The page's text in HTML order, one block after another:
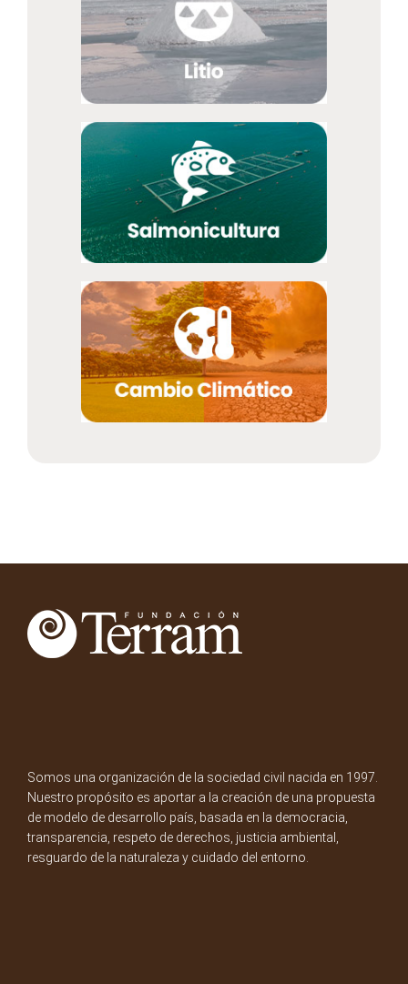
Somos una organización de la sociedad civil nacida en 1997.
Nuestro propósito es aportar a la creación de una propuesta
de modelo de desarrollo país, basada en la democracia,
transparencia, respeto de derechos, justicia ambiental,
resguardo de la naturaleza y cuidado del entorno.